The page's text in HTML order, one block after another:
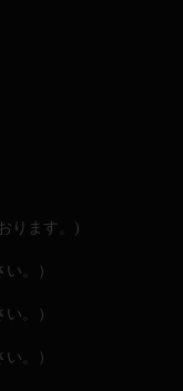
ります。)
。）
。）
。）